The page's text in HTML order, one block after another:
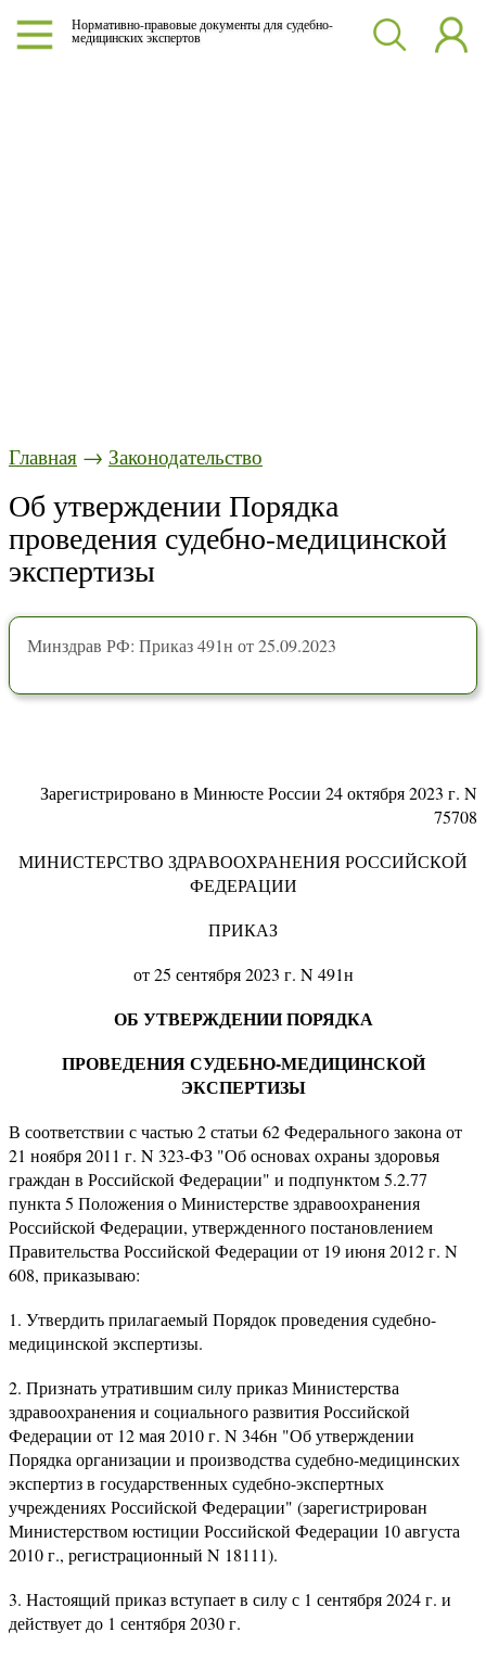
Нормативно-правовые документы для судебно-
медицинских экспертов
Главная → Законодательство
Об утверждении Порядка
проведения судебно-медицинской
экспертизы
Минздрав РФ: Приказ 491н от 25.09.2023
Зарегистрировано в Минюсте России 24 октября 2023 г. N
75708
МИНИСТЕРСТВО ЗДРАВООХРАНЕНИЯ РОССИЙСКОЙ
ФЕДЕРАЦИИ
ПРИКАЗ
от 25 сентября 2023 г. N 491н
ОБ УТВЕРЖДЕНИИ ПОРЯДКА
ПРОВЕДЕНИЯ СУДЕБНО-МЕДИЦИНСКОЙ
ЭКСПЕРТИЗЫ
В соответствии с частью 2 статьи 62 Федерального закона от
21 ноября 2011 г. N 323-ФЗ "Об основах охраны здоровья
граждан в Российской Федерации" и подпунктом 5.2.77
пункта 5 Положения о Министерстве здравоохранения
Российской Федерации, утвержденного постановлением
Правительства Российской Федерации от 19 июня 2012 г. N
608, приказываю:
1. Утвердить прилагаемый Порядок проведения судебно-
медицинской экспертизы.
2. Признать утратившим силу приказ Министерства
здравоохранения и социального развития Российской
Федерации от 12 мая 2010 г. N 346н "Об утверждении
Порядка организации и производства судебно-медицинских
экспертиз в государственных судебно-экспертных
учреждениях Российской Федерации" (зарегистрирован
Министерством юстиции Российской Федерации 10 августа
2010 г., регистрационный N 18111).
3. Настоящий приказ вступает в силу с 1 сентября 2024 г. и
действует до 1 сентября 2030 г.